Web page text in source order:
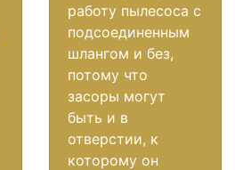
работу пылесоса с
подсоединенным
шлангом и без,
потому что
засоры могут
быть и в
отверстии, к
которому он